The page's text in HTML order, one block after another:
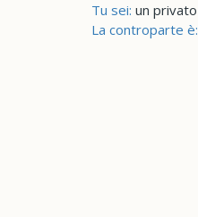
Tu sei: un privato
La controparte è: